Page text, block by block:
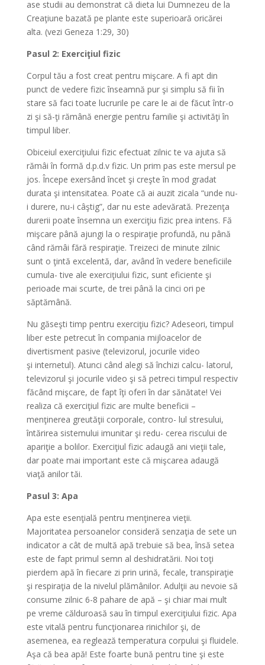
ase studii au demonstrat că dieta lui Dumnezeu de la
Creaţiune bazată pe plante este superioară oricărei
alta. (vezi Geneza 1:29, 30)
Pasul 2: Exerciţiul fizic
Corpul tău a fost creat pentru mişcare. A fi apt din
punct de vedere fizic înseamnă pur şi simplu să fii în
stare să faci toate lucrurile pe care le ai de făcut într-o
zi şi să-ţi rămână energie pentru familie şi activităţi în
timpul liber.
Obiceiul exerciţiului fizic efectuat zilnic te va ajuta să
rămâi în formă d.p.d.v fizic. Un prim pas este mersul pe
jos. Începe exersând încet şi creşte în mod gradat
durata şi intensitatea. Poate că ai auzit zicala “unde nu-
i durere, nu-i câştig”, dar nu este adevărată. Prezenţa
durerii poate însemna un exerciţiu fizic prea intens. Fă
mişcare până ajungi la o respiraţie profundă, nu până
când rămâi fără respiraţie. Treizeci de minute zilnic
sunt o ţintă excelentă, dar, având în vedere beneficiile
cumula- tive ale exerciţiului fizic, sunt eficiente şi
perioade mai scurte, de trei până la cinci ori pe
săptămână.
Nu găseşti timp pentru exerciţiu fizic? Adeseori, timpul
liber este petrecut în compania mijloacelor de
divertisment pasive (televizorul, jocurile video
şi internetul). Atunci când alegi să închizi calcu- latorul,
televizorul şi jocurile video şi să petreci timpul respectiv
făcând mişcare, de fapt îţi oferi în dar sănătate! Vei
realiza că exerciţiul fizic are multe beneficii –
menţinerea greutăţii corporale, contro- lul stresului,
întărirea sistemului imunitar şi redu- cerea riscului de
apariţie a bolilor. Exerciţiul fizic adaugă ani vieţii tale,
dar poate mai important este că mişcarea adaugă
viaţă anilor tăi.
Pasul 3: Apa
Apa este esenţială pentru menţinerea vieţii.
Majoritatea persoanelor consideră senzaţia de sete un
indicator a cât de multă apă trebuie să bea, însă setea
este de fapt primul semn al deshidratării. Noi toţi
pierdem apă în fiecare zi prin urină, fecale, transpiraţie
şi respiraţia de la nivelul plămânilor. Adulţii au nevoie să
consume zilnic 6-8 pahare de apă – şi chiar mai mult
pe vreme călduroasă sau în timpul exerciţiului fizic. Apa
este vitală pentru funcţionarea rinichilor şi, de
asemenea, ea reglează temperatura corpului şi fluidele.
Aşa că bea apă! Este foarte bună pentru tine şi este